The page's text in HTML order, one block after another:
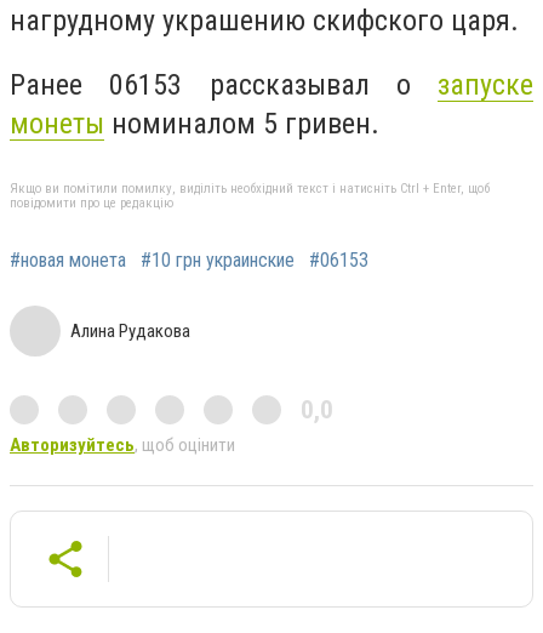
нагрудному украшению скифского царя.
Ранее 06153 рассказывал о запуске
монеты номиналом 5 гривен.
Якщо ви помітили помилку, виділіть необхідний текст і натисніть Ctrl + Enter, щоб
повідомити про це редакцію
#новая монета #10 грн украинские #06153
Алина Рудакова
0,0
Авторизуйтесь, щоб оцінити